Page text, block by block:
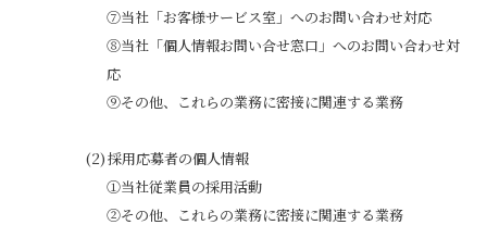
⑦当社「お客様サービス室」へのお問い合わせ対応
⑧当社「個人情報お問い合せ窓口」へのお問い合わせ対
応
⑨その他、これらの業務に密接に関連する業務
採用応募者の個人情報
①当社従業員の採用活動
②その他、これらの業務に密接に関連する業務